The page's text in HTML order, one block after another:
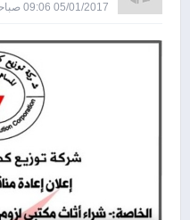
05/01/2017 09:06 صباحاً